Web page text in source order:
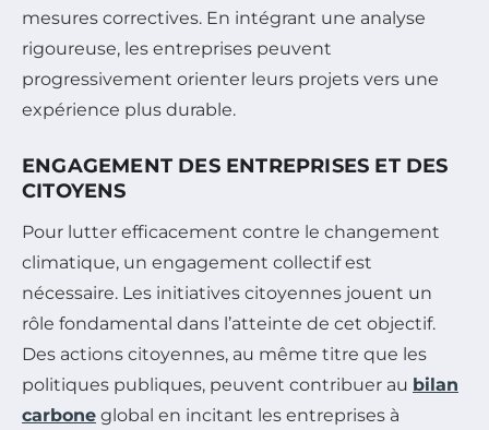
mesures correctives. En intégrant une analyse
rigoureuse, les entreprises peuvent
progressivement orienter leurs projets vers une
expérience plus durable.
ENGAGEMENT DES ENTREPRISES ET DES
CITOYENS
Pour lutter efficacement contre le changement
climatique, un engagement collectif est
nécessaire. Les initiatives citoyennes jouent un
rôle fondamental dans l’atteinte de cet objectif.
Des actions citoyennes, au même titre que les
politiques publiques, peuvent contribuer au bilan
carbone global en incitant les entreprises à